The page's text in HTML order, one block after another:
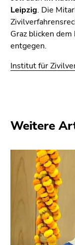
Leipzig. Die
Graz blicken
entgegen.
Institut für
Weitere